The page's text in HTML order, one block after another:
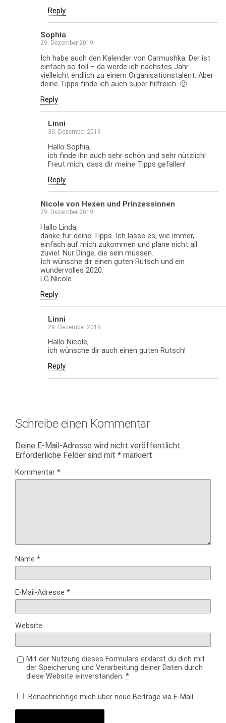
Reply
Sophia
29. Dezember 2019
Ich habe auch den Kalender von Carmushka. Der ist
einfach so toll – da werde ich nächstes Jahr
vielleicht endlich zu einem Organisationstalent. Aber
deine Tipps finde ich auch super hilfreich. 🙂
Reply
Linni
30. Dezember 2019
Hallo Sophia,
ich finde ihn auch sehr schön und sehr nützlich!
Freut mich, dass dir meine Tipps gefallen!
Reply
Nicole von Hexen und Prinzessinnen
29. Dezember 2019
Hallo Linda,
danke für deine Tipps. Ich lasse es, wie immer,
einfach auf mich zukommen und plane nicht all
zuviel. Nur Dinge, die sein müssen.
Ich wünsche dir einen guten Rutsch und ein
wundervolles 2020.
LG Nicole
Reply
Linni
29. Dezember 2019
Hallo Nicole,
ich wünsche dir auch einen guten Rutsch!
Reply
Schreibe einen Kommentar
Deine E-Mail-Adresse wird nicht veröffentlicht.
Erforderliche Felder sind mit * markiert
Kommentar *
Name *
E-Mail-Adresse *
Website
Mit der Nutzung dieses Formulars erklärst du dich mit
der Speicherung und Verarbeitung deiner Daten durch
diese Website einverstanden. *
Benachrichtige mich über neue Beiträge via E-Mail.